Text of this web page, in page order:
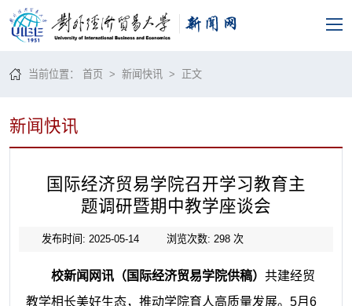
当前位置：首页 >新闻快讯 > 正文
新闻快讯
国际经济贸易学院召开学习教育主
题调研暨期中教学座谈会
发布时间: 2025-05-14 浏览次数: 298次
校新闻网讯（国际经济贸易学院供稿） 共建经贸
教学相长美好生态，推动学院育人高质量发展。5月6